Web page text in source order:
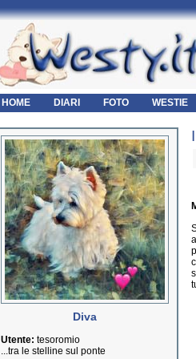
HOME DIARI FOTO WESTIE
Diva
Utente: tesoromio
...tra le stelline sul ponte